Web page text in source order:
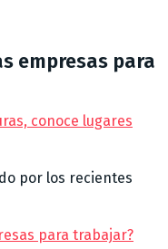
empresas para
conoce lugares
por los recientes
para trabajar?